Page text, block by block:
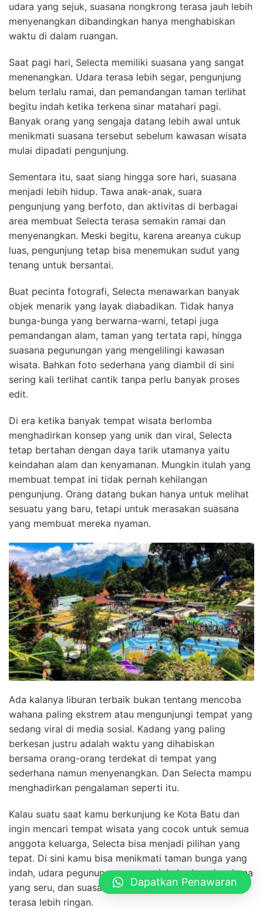
udara yang sejuk, suasana nongkrong terasa jauh lebih
menyenangkan dibandingkan hanya menghabiskan
waktu di dalam ruangan.
Saat pagi hari, Selecta memiliki suasana yang sangat
menenangkan. Udara terasa lebih segar, pengunjung
belum terlalu ramai, dan pemandangan taman terlihat
begitu indah ketika terkena sinar matahari pagi.
Banyak orang yang sengaja datang lebih awal untuk
menikmati suasana tersebut sebelum kawasan wisata
mulai dipadati pengunjung.
Sementara itu, saat siang hingga sore hari, suasana
menjadi lebih hidup. Tawa anak-anak, suara
pengunjung yang berfoto, dan aktivitas di berbagai
area membuat Selecta terasa semakin ramai dan
menyenangkan. Meski begitu, karena areanya cukup
luas, pengunjung tetap bisa menemukan sudut yang
tenang untuk bersantai.
Buat pecinta fotografi, Selecta menawarkan banyak
objek menarik yang layak diabadikan. Tidak hanya
bunga-bunga yang berwarna-warni, tetapi juga
pemandangan alam, taman yang tertata rapi, hingga
suasana pegunungan yang mengelilingi kawasan
wisata. Bahkan foto sederhana yang diambil di sini
sering kali terlihat cantik tanpa perlu banyak proses
edit.
Di era ketika banyak tempat wisata berlomba
menghadirkan konsep yang unik dan viral, Selecta
tetap bertahan dengan daya tarik utamanya yaitu
keindahan alam dan kenyamanan. Mungkin itulah yang
membuat tempat ini tidak pernah kehilangan
pengunjung. Orang datang bukan hanya untuk melihat
sesuatu yang baru, tetapi untuk merasakan suasana
yang membuat mereka nyaman.
Ada kalanya liburan terbaik bukan tentang mencoba
wahana paling ekstrem atau mengunjungi tempat yang
sedang viral di media sosial. Kadang yang paling
berkesan justru adalah waktu yang dihabiskan
bersama orang-orang terdekat di tempat yang
sederhana namun menyenangkan. Dan Selecta mampu
menghadirkan pengalaman seperti itu.
Kalau suatu saat kamu berkunjung ke Kota Batu dan
ingin mencari tempat wisata yang cocok untuk semua
anggota keluarga, Selecta bisa menjadi pilihan yang
tepat. Di sini kamu bisa menikmati taman bunga yang
indah, udara pegunungan yang sejuk, berbagai wahana
yang seru, dan suasana santai yang membuat pikiran
terasa lebih ringan.
Dapatkan Penawaran